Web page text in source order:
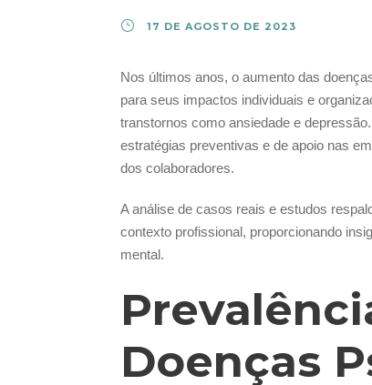
17 DE AGOSTO DE 2023
Nos últimos anos, o aumento das
para seus impactos individuais e
transtornos como ansiedade e
estratégias preventivas e de apoio nas
dos colaboradores.
A análise de casos reais e estudos
contexto profissional, proporcionando
mental.
Doenças